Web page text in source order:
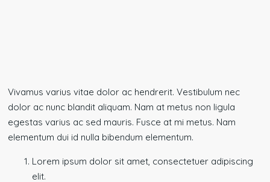
Vivamus varius vitae dolor ac hendrerit. Vestibulum nec
dolor ac nunc blandit aliquam. Nam at metus non ligula
egestas varius ac sed mauris. Fusce at mi metus. Nam
elementum dui id nulla bibendum elementum.
Lorem ipsum dolor sit amet, consectetuer adipiscing
elit.